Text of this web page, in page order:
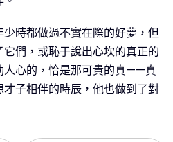
時都做過不實在際的好夢，但
們，或恥于說出心坎的真正的
人心的，恰是那可貴的真——真
子相伴的時辰，他也做到了對